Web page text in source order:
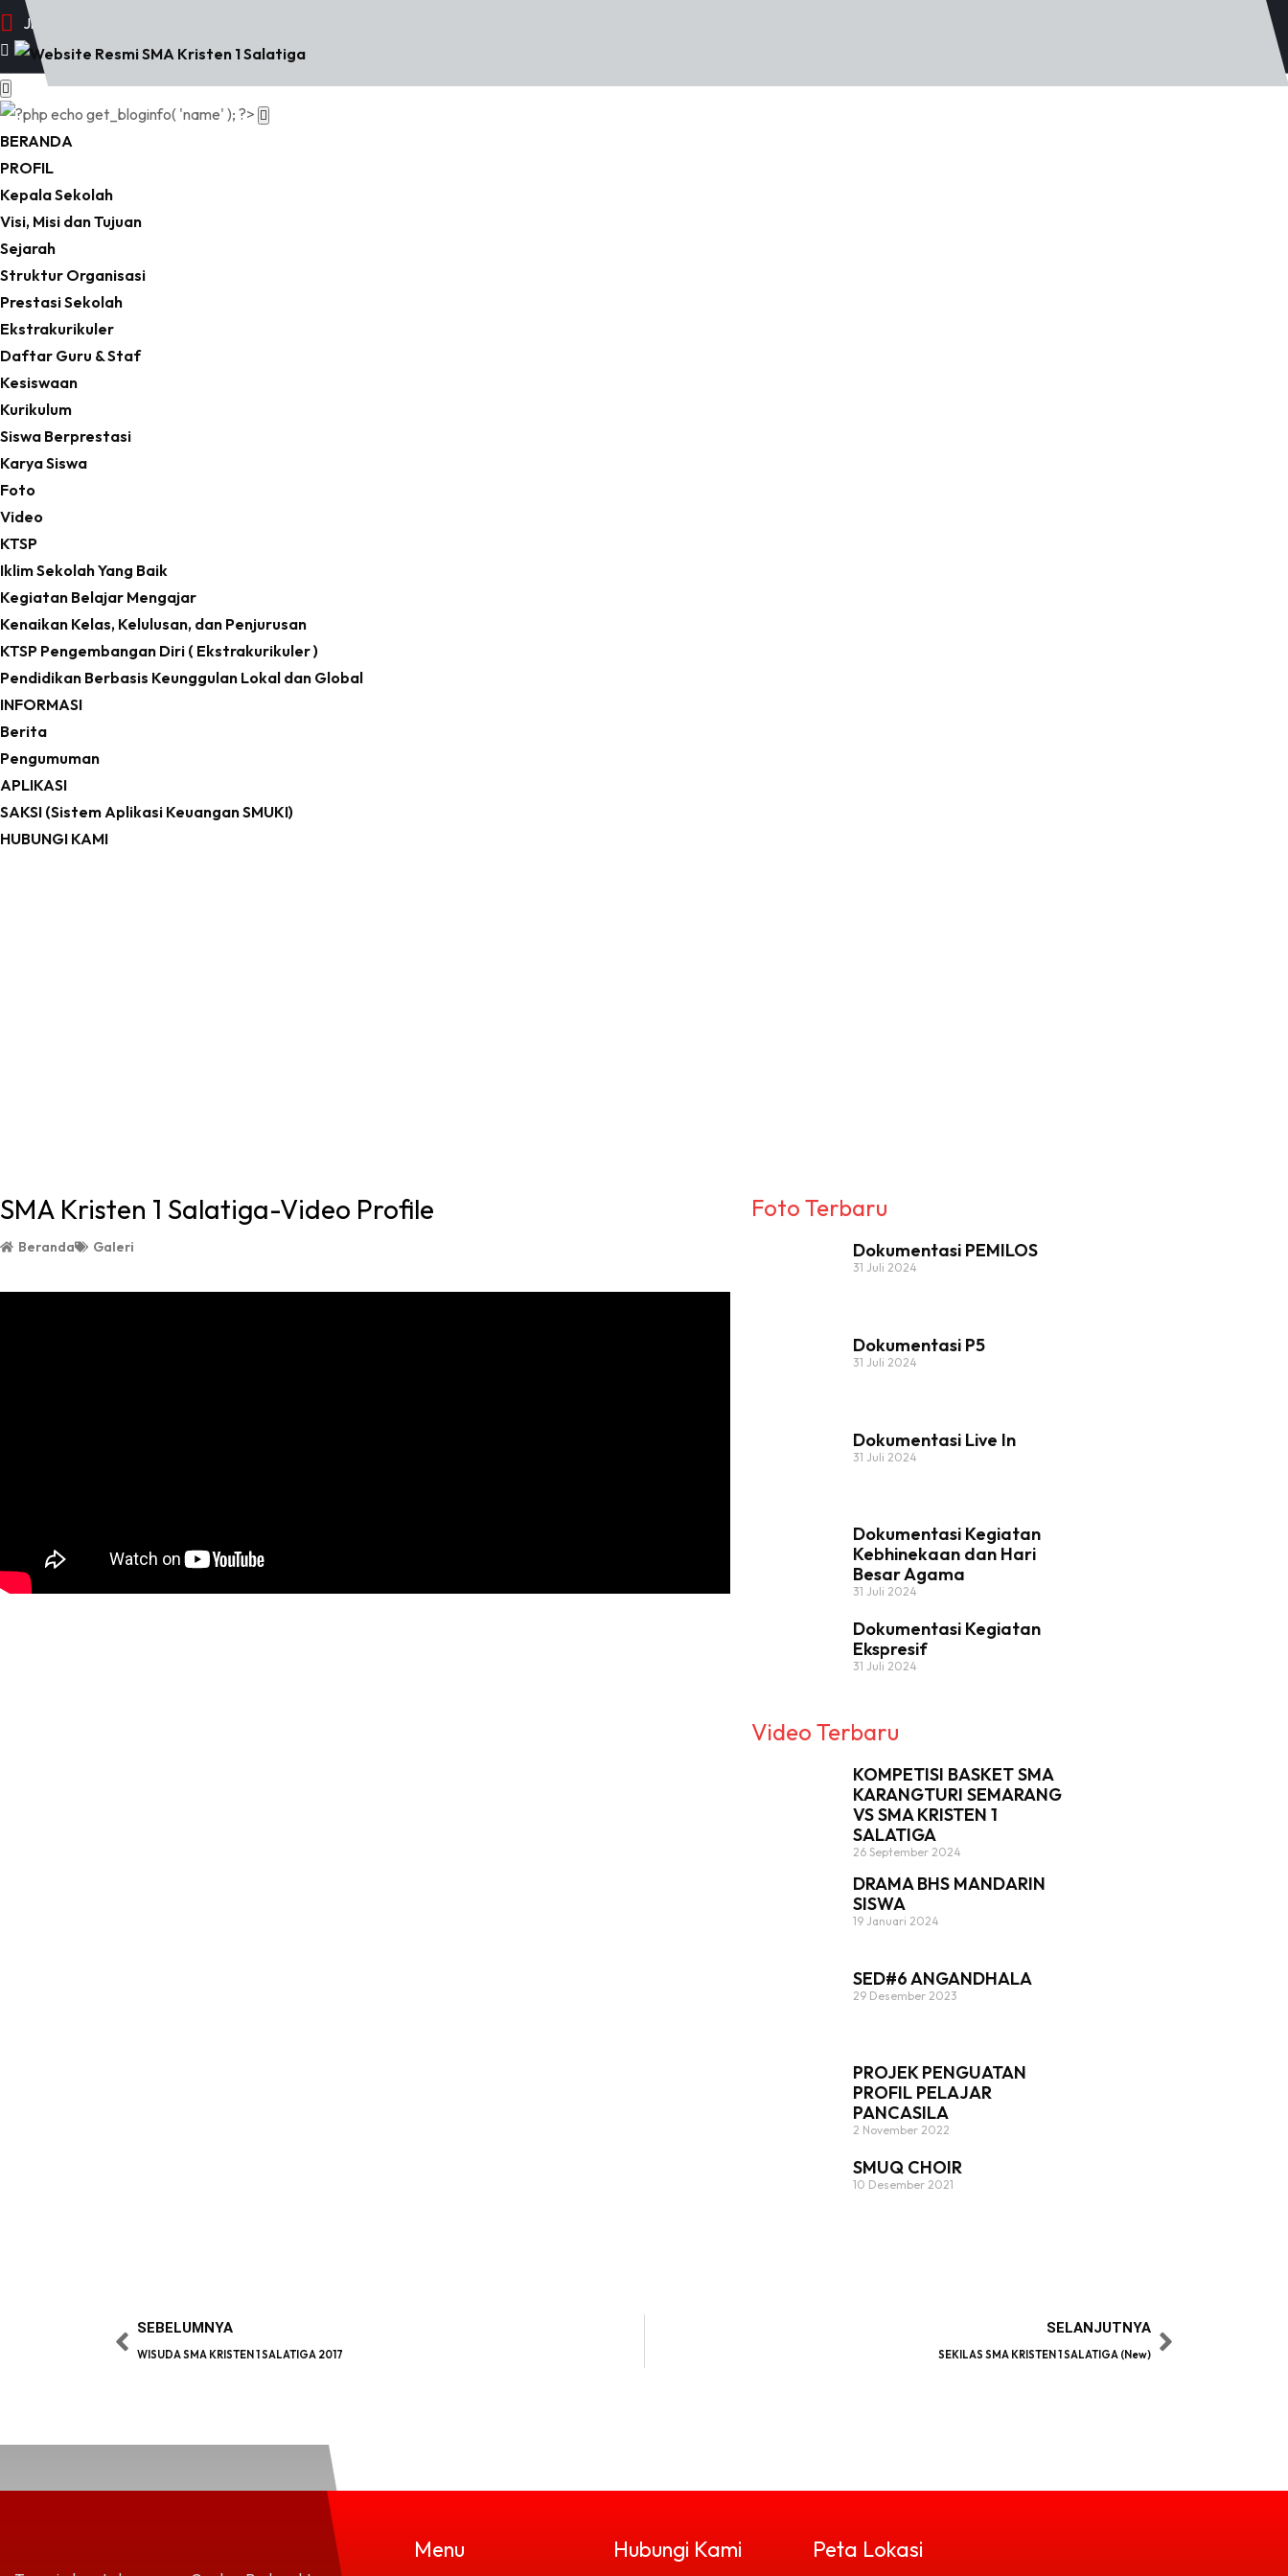
Jl. Osamaliki No. 32 Salatiga
BERANDA
PROFIL
Kepala Sekolah
Visi, Misi dan Tujuan
Sejarah
Struktur Organisasi
Prestasi Sekolah
Ekstrakurikuler
Daftar Guru & Staf
Kesiswaan
Kurikulum
Siswa Berprestasi
Karya Siswa
Foto
Video
KTSP
Iklim Sekolah Yang Baik
Kegiatan Belajar Mengajar
Kenaikan Kelas, Kelulusan, dan Penjurusan
KTSP Pengembangan Diri ( Ekstrakurikuler )
Pendidikan Berbasis Keunggulan Lokal dan Global
INFORMASI
Berita
Pengumuman
APLIKASI
SAKSI (Sistem Aplikasi Keuangan SMUKI)
HUBUNGI KAMI
SMA Kristen 1 Salatiga-Video Profile
Beranda Galeri
Foto Terbaru
Dokumentasi PEMILOS
31 Juli 2024
Dokumentasi P5
31 Juli 2024
Dokumentasi Live In
31 Juli 2024
Dokumentasi Kegiatan
Kebhinekaan dan Hari
Besar Agama
31 Juli 2024
Dokumentasi Kegiatan
Ekspresif
31 Juli 2024
Video Terbaru
KOMPETISI BASKET SMA
KARANGTURI SEMARANG
VS SMA KRISTEN 1
SALATIGA
26 September 2024
DRAMA BHS MANDARIN
SISWA
19 Januari 2024
SED#6 ANGANDHALA
29 Desember 2023
PROJEK PENGUATAN
PROFIL PELAJAR
PANCASILA
2 November 2022
SMUQ CHOIR
10 Desember 2021
SEBELUMNYA
WISUDA SMA KRISTEN 1 SALATIGA 2017
SELANJUTNYA
SEKILAS SMA KRISTEN 1 SALATIGA (New)
Menu Hubungi Kami Peta Lokasi